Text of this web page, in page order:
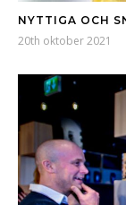
NYTTIGA OCH
20th oktober 2021